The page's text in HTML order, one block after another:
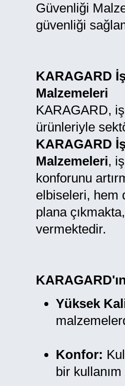
Güvenliği
güvenliği
KARAGARD
Malzemeleri
KARAGARD,
ürünleriyle
KARAGARD
Malzemeleri,
konforunu
elbiseleri, hem
plana
vermektedir.
Yüksek
Konfor:
bir